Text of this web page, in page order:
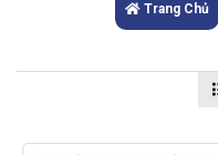
Trang Chủ